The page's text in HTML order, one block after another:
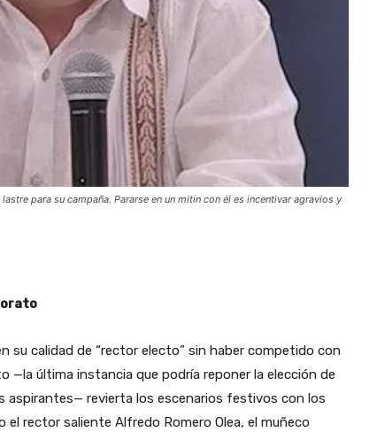
para su campaña. Pararse en un mitin con él es incentivar agravios y
su calidad de “rector electo” sin haber competido con
—la última instancia que podría reponer la elección de
aspirantes— revierta los escenarios festivos con los
rector saliente Alfredo Romero Olea, el muñeco